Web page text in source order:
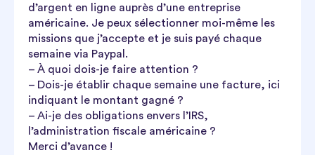
d’argent en ligne auprès d’une entreprise
américaine. Je peux sélectionner moi-même les
missions que j’accepte et je suis payé chaque
semaine via Paypal.
– À quoi dois-je faire attention ?
– Dois-je établir chaque semaine une facture, ici
indiquant le montant gagné ?
– Ai-je des obligations envers l’IRS,
l’administration fiscale américaine ?
Merci d’avance !